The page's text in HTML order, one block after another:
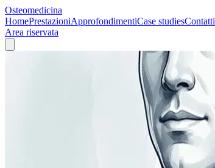
Osteomedicina
HomePrestazioniApprofondimentiCase studiesContatti
Area riservata